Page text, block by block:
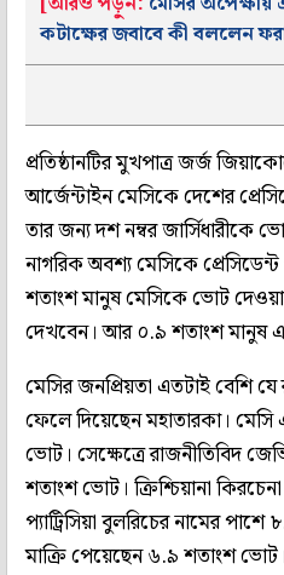
কটাক্ষের জবাবে কী বললেন
প্রতিষ্ঠানটির মুখপাত্র জর্জ
আর্জেন্টাইন মেসিকে দেশের
তার জন্য দশ নম্বর জার্সিধারীকে
নাগরিক অবশ্য মেসিকে
শতাংশ মানুষ মেসিকে ভোট
দেখবেন। আর ০.৯ শতাংশ মানুষ এ
মেসির জনপ্রিয়তা এতটাই বেশি
ফেলে দিয়েছেন মহাতারকা।
ভোট। সেক্ষেত্রে রাজনীতিবিদ
শতাংশ ভোট। ক্রিশ্চিয়ানা
প্যাট্রিসিয়া বুলরিচের নামের
মাক্রি পেয়েছেন ৬.৯ শতাংশ ভোট।